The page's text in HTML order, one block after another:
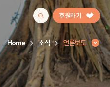
후원하기
Home 소식 언론보도